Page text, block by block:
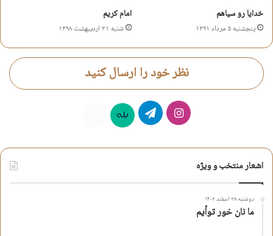
خدایا رو سیاهم
پنجشنبه ۵ مرداد ۱۳۹۱
امام کریم
شنبه ۲۱ اردیبهشت ۱۳۹۸
نظر خود را ارسال کنید
اینستاگرامتلگرام بله
اشعار منتخب و ویژه
دوشنبه ۲۸ اسفند ۱۴۰۲
ما نان خور توأیم